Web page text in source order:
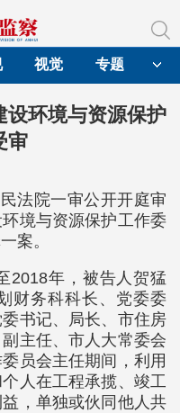
视觉 专题
设环境与资源保护
审
法院一审公开开庭审
境与资源保护工作委
案。
2018年，被告人贺猛
财务科科长、党委委
书记、局长、市住房
主任、市人大常委会
员会主任期间，利用
人在工程承揽、竣工
，单独或伙同他人共